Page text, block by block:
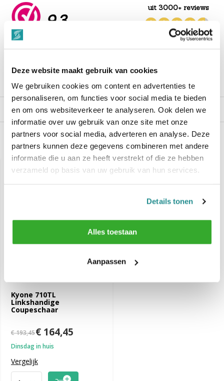
Deze website maakt gebruik van cookies
We gebruiken cookies om content en advertenties te
personaliseren, om functies voor social media te bieden
en om ons websiteverkeer te analyseren. Ook delen we
informatie over uw gebruik van onze site met onze
partners voor social media, adverteren en analyse. Deze
partners kunnen deze gegevens combineren met andere
informatie die u aan ze heeft verstrekt of die ze hebben
verzameld op basis van uw gebruik van hun services.
Details tonen
Alles toestaan
Aanpassen
9,3
uit 3000+ reviews
Productomschrijving
Reviews
Recent bekeken
Kyone 710TL
Linkshandige
Coupeschaar
-15%
€ 193,45€ 164,45
Dinsdag in huis
Vergelijk